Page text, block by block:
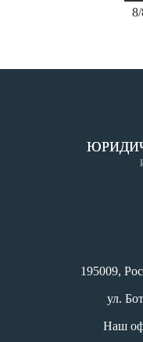
195009,
ул.
Наш